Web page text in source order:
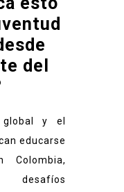
del
global y el
educarse
desafíos